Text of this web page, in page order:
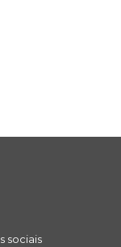
sociais